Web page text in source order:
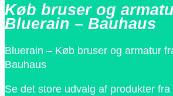
Køb bruser og
Bluerain – Bauhaus
Bluerain – Køb bruser og armatur
Bauhaus
Se det store udvalg af produkter